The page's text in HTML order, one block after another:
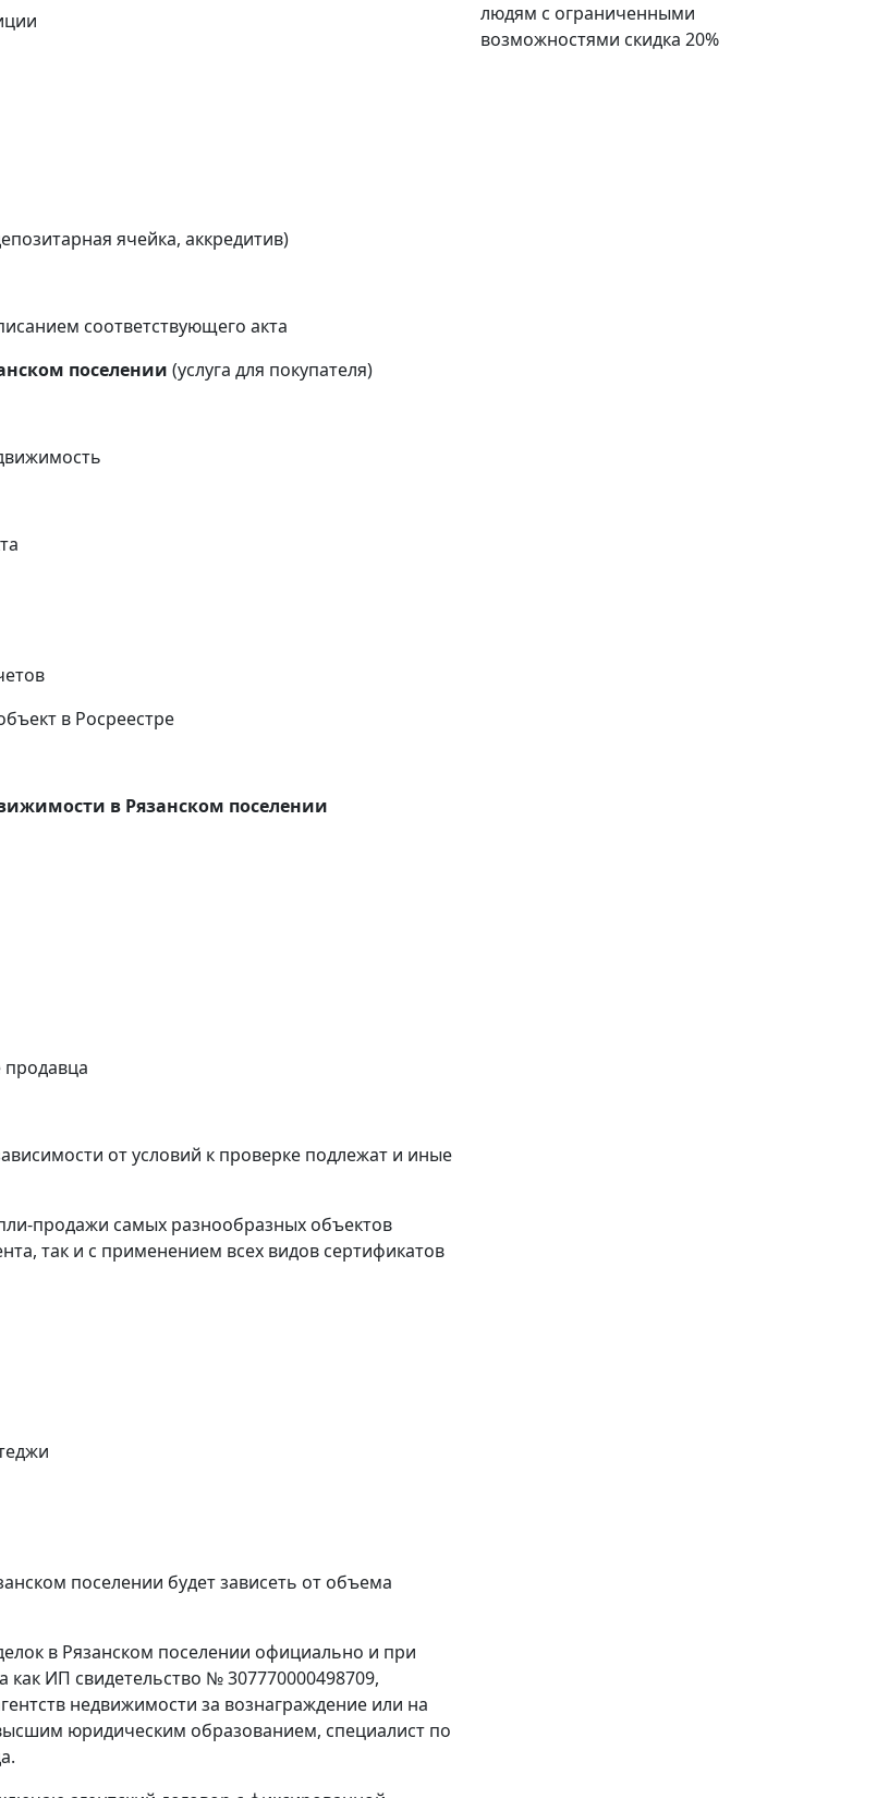
ячейка, аккредитив)
соответствующего акта
поселении (услуга для покупателя)
в Росреестре
в Рязанском поселении
продавца
от условий к проверке подлежат и иные
продажи самых разнообразных объектов
так и с применением всех видов сертификатов
поселении будет зависеть от объема
в Рязанском поселении официально и при
как ИП свидетельство № 307770000498709,
недвижимости за вознаграждение или на
юридическим образованием, специалист по
людям с ограниченными
возможностями скидка 20%